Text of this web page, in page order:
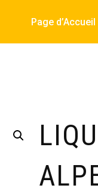
Page d’Accueil